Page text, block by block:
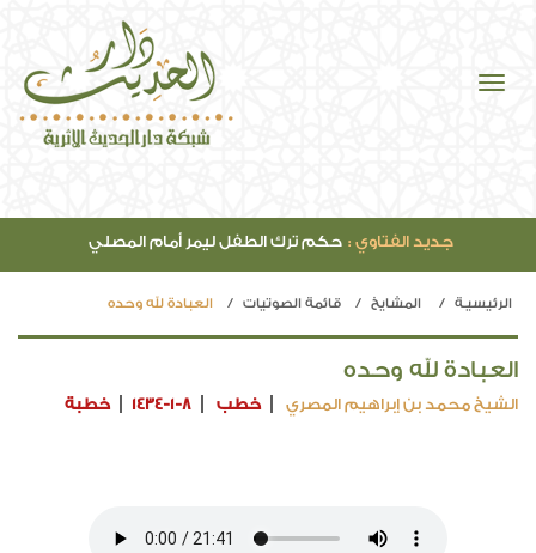
جديد الفتاوي : حكم ترك الطفل ليمر أمام المصلي
الرئيسيـة المشايخ قائمة الصوتيات العبادة لله وحده
العبادة لله وحده
الشيخ محمد بن إبراهيم المصري خطب 1434-1-8 خطبة